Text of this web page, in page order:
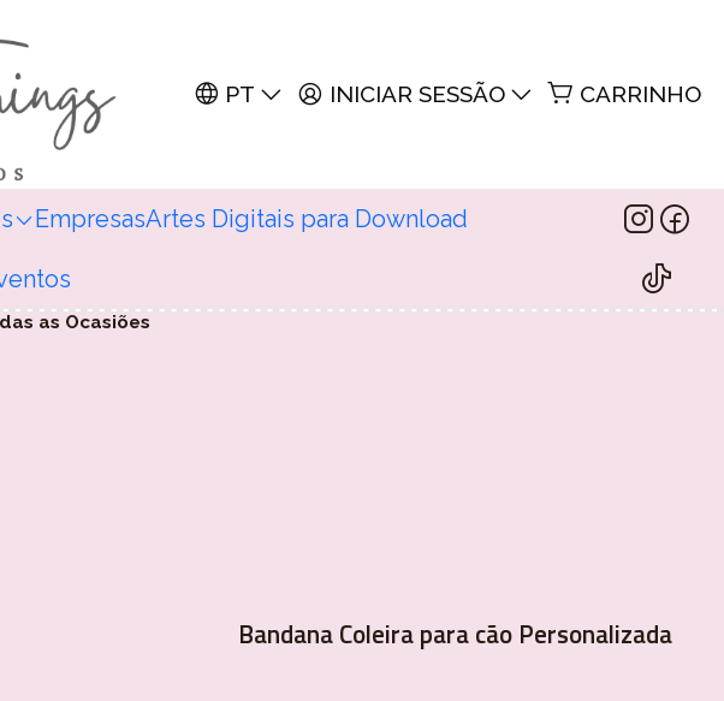
PT INICIAR SESSÃO CARRINHO
EmpresasArtes Digitais para Download
as Ocasiões
Bandana Coleira para cão Personalizada